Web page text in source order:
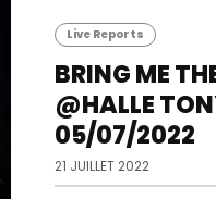
Live Reports
BRING ME
@HALLE
05/07/2022
21 JUILLET 2022